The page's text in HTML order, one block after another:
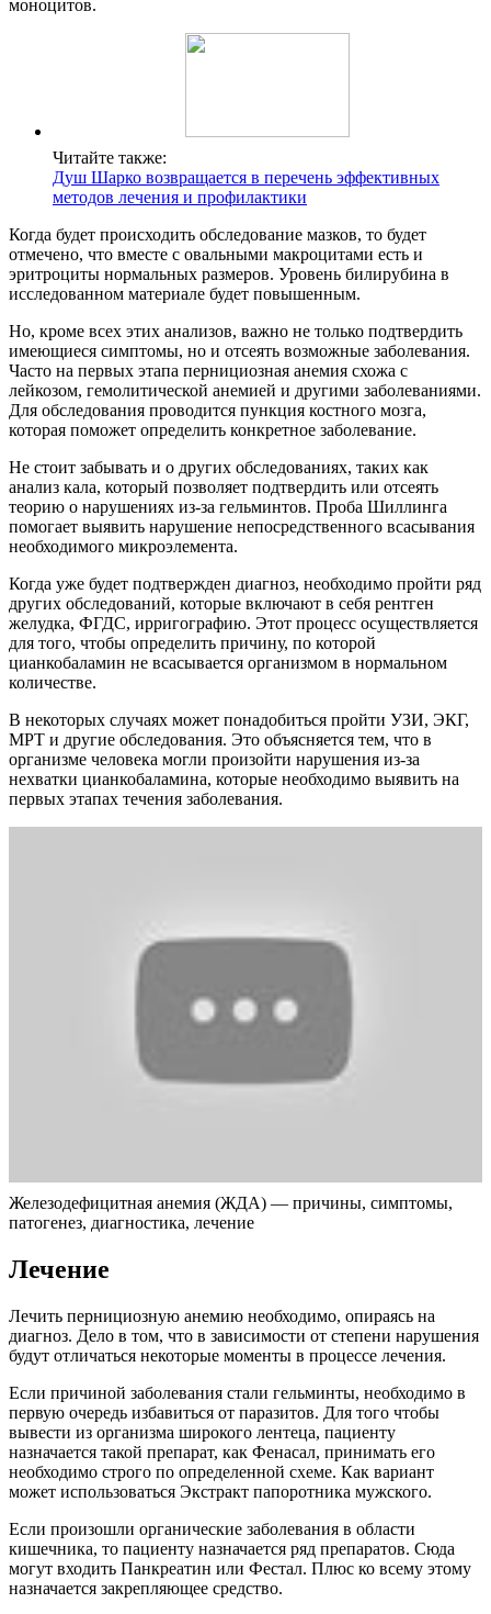
моноцитов.
Читайте также:
Душ Шарко возвращается в перечень эффективных
методов лечения и профилактики
Когда будет происходить обследование мазков, то будет
отмечено, что вместе с овальными макроцитами есть и
эритроциты нормальных размеров. Уровень билирубина в
исследованном материале будет повышенным.
Но, кроме всех этих анализов, важно не только подтвердить
имеющиеся симптомы, но и отсеять возможные заболевания.
Часто на первых этапа пернициозная анемия схожа с
лейкозом, гемолитической анемией и другими заболеваниями.
Для обследования проводится пункция костного мозга,
которая поможет определить конкретное заболевание.
Не стоит забывать и о других обследованиях, таких как
анализ кала, который позволяет подтвердить или отсеять
теорию о нарушениях из-за гельминтов. Проба Шиллинга
помогает выявить нарушение непосредственного всасывания
необходимого микроэлемента.
Когда уже будет подтвержден диагноз, необходимо пройти ряд
других обследований, которые включают в себя рентген
желудка, ФГДС, ирригографию. Этот процесс осуществляется
для того, чтобы определить причину, по которой
цианкобаламин не всасывается организмом в нормальном
количестве.
В некоторых случаях может понадобиться пройти УЗИ, ЭКГ,
МРТ и другие обследования. Это объясняется тем, что в
организме человека могли произойти нарушения из-за
нехватки цианкобаламина, которые необходимо выявить на
первых этапах течения заболевания.
Железодефицитная анемия (ЖДА) — причины, симптомы,
патогенез, диагностика, лечение
Лечение
Лечить пернициозную анемию необходимо, опираясь на
диагноз. Дело в том, что в зависимости от степени нарушения
будут отличаться некоторые моменты в процессе лечения.
Если причиной заболевания стали гельминты, необходимо в
первую очередь избавиться от паразитов. Для того чтобы
вывести из организма широкого лентеца, пациенту
назначается такой препарат, как Фенасал, принимать его
необходимо строго по определенной схеме. Как вариант
может использоваться Экстракт папоротника мужского.
Если произошли органические заболевания в области
кишечника, то пациенту назначается ряд препаратов. Сюда
могут входить Панкреатин или Фестал. Плюс ко всему этому
назначается закрепляющее средство.